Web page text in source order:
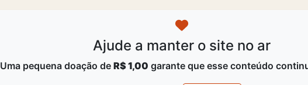
Ajude a manter o site no ar
Uma pequena doação de R$ 1,00 garante que esse conteúdo